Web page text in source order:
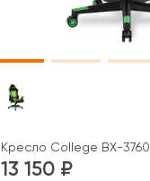
Кресло College BX-3760
13 150